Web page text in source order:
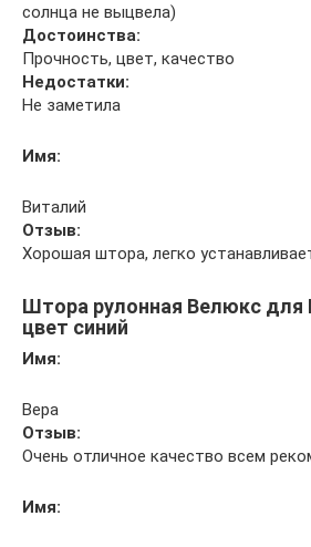
солнца не выцвела)
Достоинства:
Прочность, цвет, качество
Недостатки:
Не заметила
Имя:
Виталий
Отзыв:
Хорошая штора, легко
Штора рулонная Велюкс для
цвет синий
Имя:
Вера
Отзыв:
Очень отличное качество всем
Имя: